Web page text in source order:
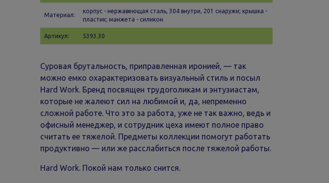
Материал:
корпус - нержавеющая сталь, 304 внутри, 201 снаружи; крышка -
пластик; манжета - силикон
Артикул: 5393.30
Суровая брутальность, приправленная иронией, — так
можно емко охарактеризовать визуальный стиль и посыл
Hard Work. Бренд посвящен трудоголикам и энтузиастам,
которые не жалеют сил на любимой и, да, непременно
сложной работе. Что это за работа, уже не так важно, ведь и
офисный менеджер, и сотрудник цеха имеют полное право
считать ее тяжелой. Предметы коллекции помогут работать
продуктивно — или же расслабиться после тяжелой работы.
Hard Work. Покой нам только снится.